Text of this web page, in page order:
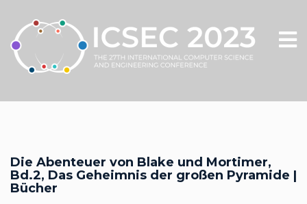
Die Abenteuer von Blake und Mortimer,
Bd.2, Das Geheimnis der großen Pyramide |
Bücher